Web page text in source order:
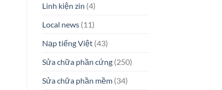
Linh kiện zin (4)
Local news(11)
Nạp tiếng Việt(43)
Sửa chữa phần cứng(250)
Sửa chữa phần mềm(34)